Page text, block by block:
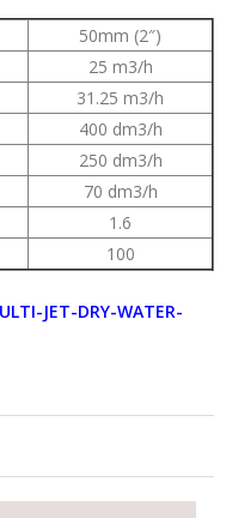
50mm (2″)
25 m3/h
31.25 m3/h
400 dm3/h
250 dm3/h
70 dm3/h
1.6
100
JET-DRY-WATER-